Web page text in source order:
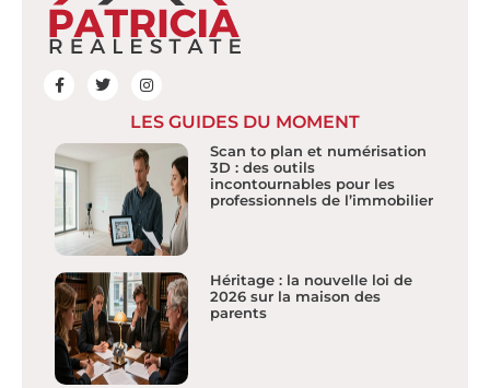
LES GUIDES DU MOMENT
Scan to plan et numérisation
3D : des outils
incontournables pour les
professionnels de l’immobilier
Héritage : la nouvelle loi de
2026 sur la maison des
parents